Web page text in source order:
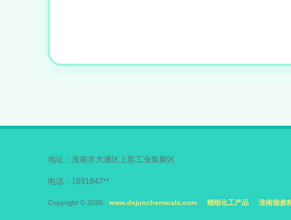
地址：淮南市大通区上窑工业集聚区
电话：1891847**
Copyright © 2026 www.dejunchemicals.com 精细化工产品 淮南德俊